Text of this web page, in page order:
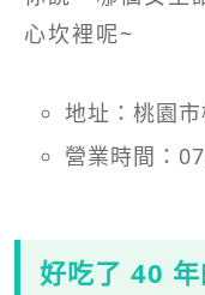
心坎裡呢~
地址：桃園
營業時間：
好吃了 40